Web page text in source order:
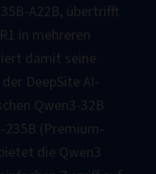
A22B, übertrifft
in mehreren
damit seine
DeepSite AI-
Qwen3-32B
235B (Premium-
die Qwen3